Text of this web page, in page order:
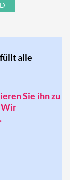
alle
Sie ihn zu
Wir